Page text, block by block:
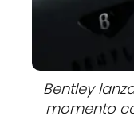
Bentley
momento